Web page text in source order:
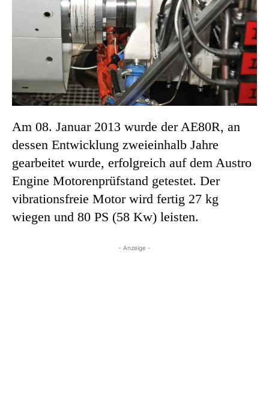
Am 08. Januar 2013 wurde der AE80R, an
dessen Entwicklung zweieinhalb Jahre
gearbeitet wurde, erfolgreich auf dem Austro
Engine Motorenprüfstand getestet. Der
vibrationsfreie Motor wird fertig 27 kg
wiegen und 80 PS (58 Kw) leisten.
- Anzeige -